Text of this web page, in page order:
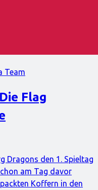
Team
Flag
Dragons den 1. Spieltag
am Tag davor
Koffern in den